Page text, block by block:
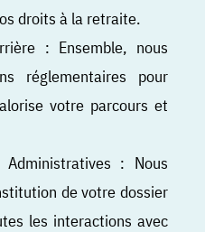
droits à la retraite.
: Ensemble, nous
réglementaires pour
votre parcours et
: Nous
de votre dossier
les interactions avec